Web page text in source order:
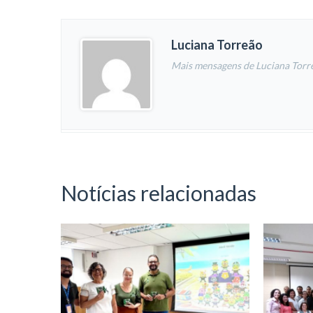
Luciana Torreão
Mais mensagens de Luciana
Notícias relacionadas